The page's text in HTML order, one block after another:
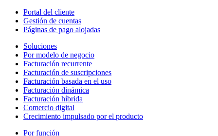
Portal del cliente
Gestión de cuentas
Páginas de pago alojadas
Soluciones
Por modelo de negocio
Facturación recurrente
Facturación de suscripciones
Facturación basada en el uso
Facturación dinámica
Facturación híbrida
Comercio digital
Crecimiento impulsado por el producto
Por función